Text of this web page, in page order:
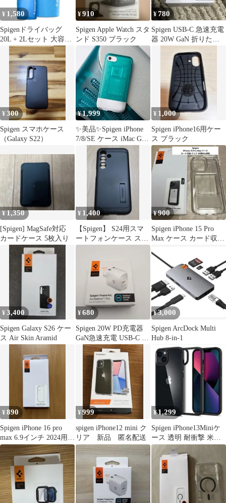
¥ 1,580
Spigenドライバッグ
20L + 2Lセット 大容量
リュック 防水バッグ
¥910
Spigen Apple Watch スタ
ンド S350 ブラック
¥780
Spigen USB-C 急速充電
器 20W GaN 折りたた
¥300
Spigen スマホケース
（Galaxy S22）
¥1,999
✨️美品✨️Spigen iPhone
7/8/SE ケース iMac G3
デザイン
¥ 1,000
Spigen iPhone16用ケー
ス ブラック
¥1,350
[Spigen] MagSafe対応
カードケース 5枚入り
¥ 1,400
【Spigen】 S24用スマ
ートフォンケース スタ
ンド付き ブラック
¥900
Spigen iPhone 15 Pro
Max ケース カード収納
¥3,400
Spigen Galaxy S26 ケー
ス Air Skin Aramid
¥680
Spigen 20W PD充電器
GaN急速充電 USB-C 折
りたたみ式
¥3,000
Spigen ArcDock Multi
Hub 8-in-1
¥890
Spigen iPhone 16 pro
max 6.9インチ 2024用ケ
ース
¥999
spigen iPhone12 mini ク
リア 新品 匿名配送
¥1,299
Spigen iPhone13Miniケ
ース 透明 耐衝撃 米軍
MIL規格取得